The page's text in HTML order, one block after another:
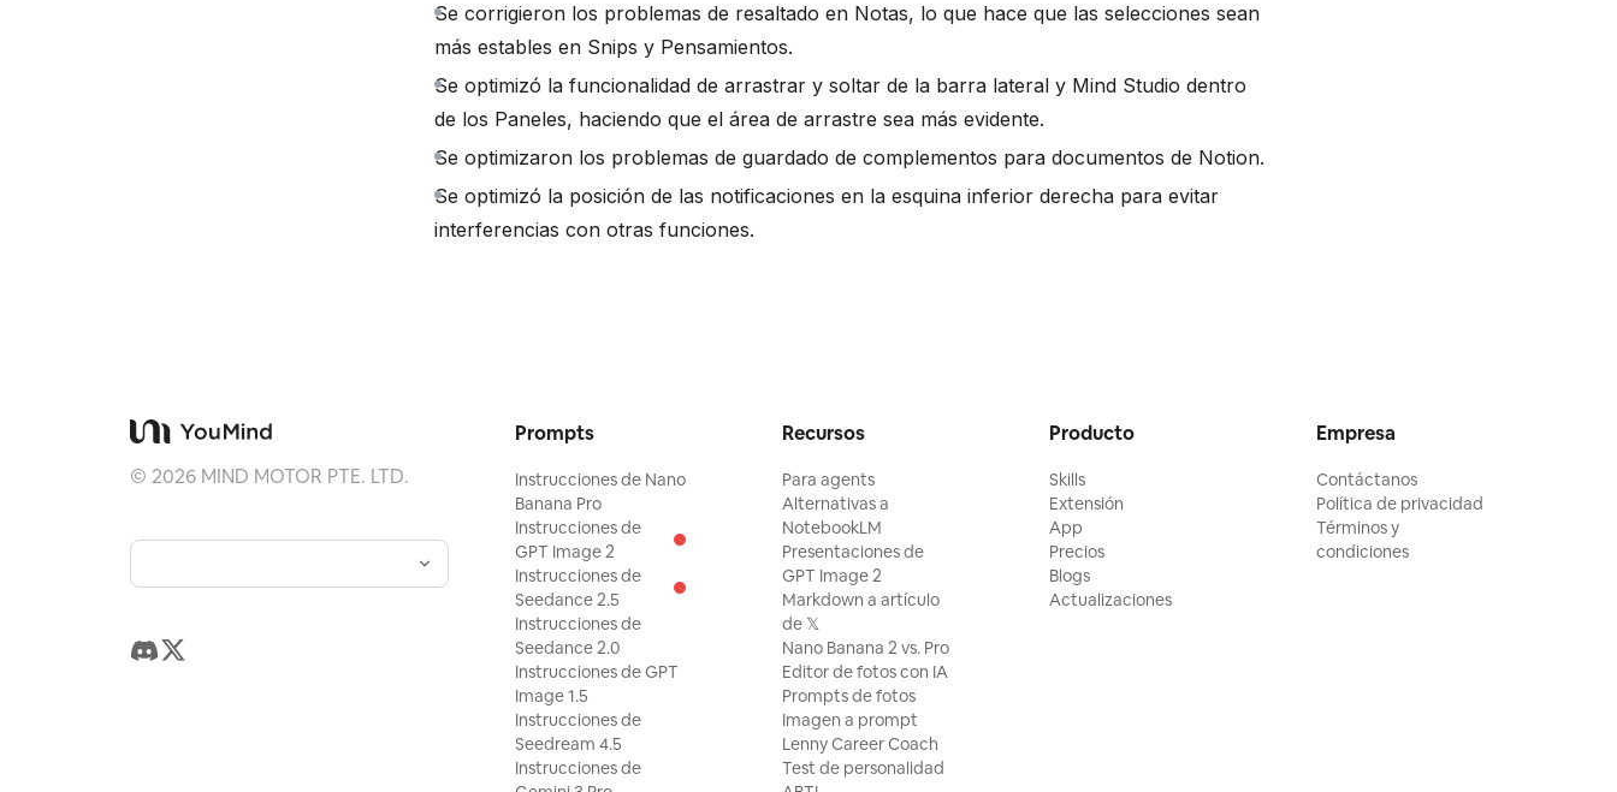
Se corrigieron los problemas de resaltado en Notas, lo que hace que las selecciones sean
más estables en Snips y Pensamientos.
Se optimizó la funcionalidad de arrastrar y soltar de la barra lateral y Mind Studio dentro
de los Paneles, haciendo que el área de arrastre sea más evidente.
Se optimizaron los problemas de guardado de complementos para documentos de Notion.
Se optimizó la posición de las notificaciones en la esquina inferior derecha para evitar
interferencias con otras funciones.
© 2026MIND MOTOR PTE. LTD.
Prompts
Instrucciones de Nano
Banana Pro
Instrucciones de
GPT Image 2
Instrucciones de
Seedance 2.5
Instrucciones de
Seedance 2.0
Instrucciones de GPT
Image 1.5
Instrucciones de
Seedream 4.5
Instrucciones de
Recursos
Para agents
Alternativas a
NotebookLM
Presentaciones de
GPT Image 2
Markdown a artículo
de 𝕏
Nano Banana 2 vs. Pro
Editor de fotos con IA
Prompts de fotos
Imagen a prompt
Lenny Career Coach
Test de personalidad
Producto
Skills
Extensión
App
Precios
Blogs
Actualizaciones
Empresa
Contáctanos
Política de privacidad
Términos y
condiciones